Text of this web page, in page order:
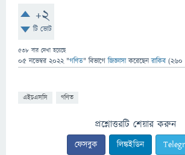
+2
টি ভোট
538 বার দেখা হয়েছে
05 নভেম্বর 2022 "গণিত" বিভাগে জিজ্ঞাসাকরেছেনরাকিব (260
এইচএসসি গণিত
প্রশ্নোত্তরটি শেয়ার করুন
ফেসবুক লিঙ্কইডিন